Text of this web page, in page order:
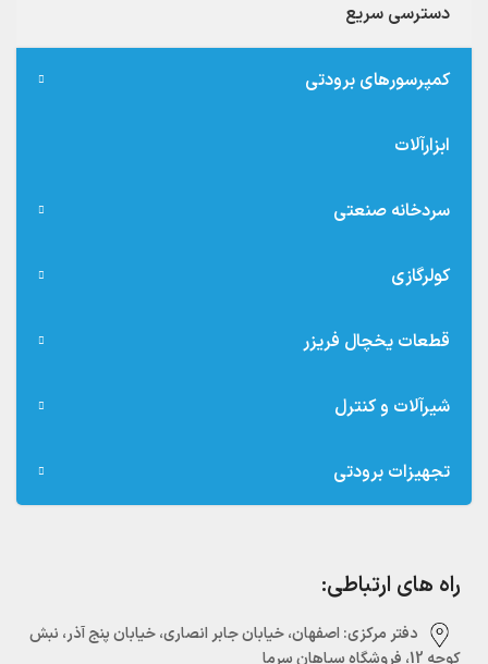
دسترسی سریع
کمپرسورهای برودتی
ابزارآلات
سردخانه صنعتی
کولرگازی
قطعات یخچال فریزر
شیرآلات و کنترل
تجهیزات برودتی
راه های ارتباطی:
دفتر مرکزی:‌ اصفهان، خیابان جابر انصاری، خیابان پنج آذر، نبش
کوچه 12، فروشگاه سپاهان سرما